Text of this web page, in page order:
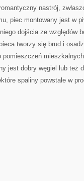
nastrój,
piec montowany jest w
dojścia ze względów
tworzy się brud i
pomieszczeń
jest dobry węgiel lub też
spaliny powstałe w